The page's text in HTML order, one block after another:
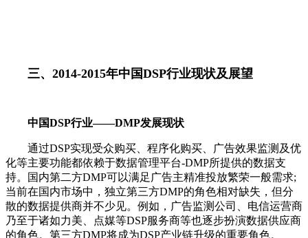
三、 2014-2015年中国DSP行业现状及展望
中国DSP行业——DMP发展现状
通过DSP实现受众购买、程序化购买、广告效果监测及优
化等主要功能都依赖于数据管理平台-DMP所提供的数据支
持。国内第二方DMP可以满足广告主精准投放繁荣一般需求;
当前在国内市场中，独立第三方DMP的角色相对缺失，但分
散的数据提供商并不少见。例如，广告监测公司、电信运营商
乃至于诸如力美、点媒等DSP服务商等也逐步扮演数据供应商
的角色。第三方DMP将成为DSP产业链升级的重要角色。